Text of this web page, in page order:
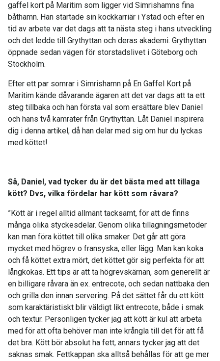
gaffel kort på Maritim som ligger vid Simrishamns fina
båthamn. Han startade sin kockkarriär i Ystad och efter en
tid av arbete var det dags att ta nästa steg i hans utveckling
och det ledde till Grythyttan och deras akademi. Grythyttan
öppnade sedan vägen för storstadslivet i Göteborg och
Stockholm.
Efter ett par somrar i Simrishamn på En Gaffel Kort på
Maritim kände dåvarande ägaren att det var dags att ta ett
steg tillbaka och han första val som ersättare blev Daniel
och hans två kamrater från Grythyttan. Låt Daniel inspirera
dig i denna artikel, då han delar med sig om hur du lyckas
med köttet!
Så, Daniel, vad tycker du är det bästa med att tillaga
kött? Dvs, vilka fördelar har kött som råvara?
”Kött är i regel alltid allmänt tacksamt, för att de finns
många olika styckesdelar. Genom olika tillagningsmetoder
kan man föra köttet till olika smaker. Det går att göra
mycket med högrev o fransyska, eller lägg. Man kan koka
och få köttet extra mört, det köttet gör sig perfekta för att
långkokas. Ett tips är att ta högrevskärnan, som generellt är
en billigare råvara än ex. entrecote, och sedan nattbaka den
och grilla den innan servering. På det sättet får du ett kött
som karaktäristiskt blir väldigt likt entrecote, både i smak
och textur. Personligen tycker jag att kött är kul att arbeta
med för att ofta behöver man inte krångla till det för att få
det bra. Kött bör absolut ha fett, annars tycker jag att det
saknas smak. Fettkappan ska alltså behållas för att ge mer